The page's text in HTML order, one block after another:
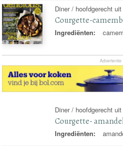
Diner / hoofdgerecht
Courgette-
Ingrediënten:
Advertentie
Diner / hoofdgerecht
Courgette-
Ingrediënten: